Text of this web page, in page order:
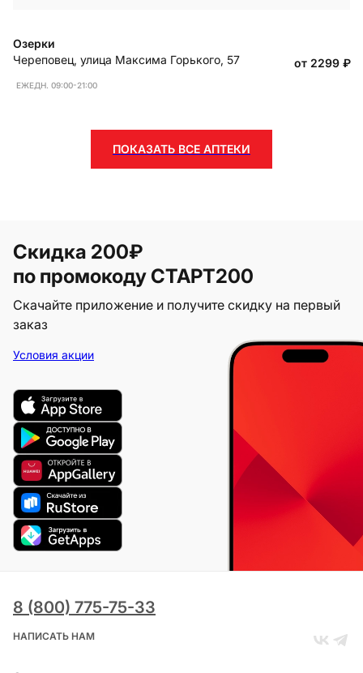
Озерки
Череповец, улица Максима Горького, 57
ЕЖЕДН. 09:00-21:00
от 2299 ₽
ПОКАЗАТЬ ВСЕ АПТЕКИ
Скидка 200₽
по промокоду СТАРТ200
Скачайте приложение и получите скидку на первый
заказ
Условия акции
8 (800) 775-75-33
НАПИСАТЬ НАМ